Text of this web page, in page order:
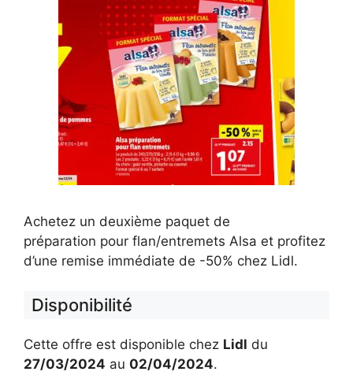
Achetez un deuxième paquet de
préparation pour flan/entremets Alsa et profitez
d’une remise immédiate de -50% chez Lidl.
Disponibilité
Cette offre est disponible chez Lidl du
27/03/2024 au 02/04/2024.